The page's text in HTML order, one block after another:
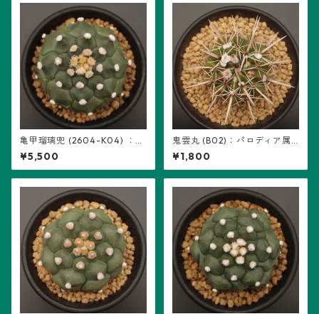
亀甲瑠璃兜 (2604-K04) ：ア
ストロフィツム属 ※実生
¥5,500
鬼雲丸 (B02)：パロディア属
※実生
¥1,800